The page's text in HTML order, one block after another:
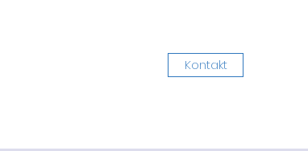
Kontakt